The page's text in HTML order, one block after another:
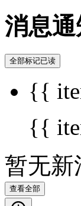
消息通
全部标记已读
{{
{{
暂无新
查看全部